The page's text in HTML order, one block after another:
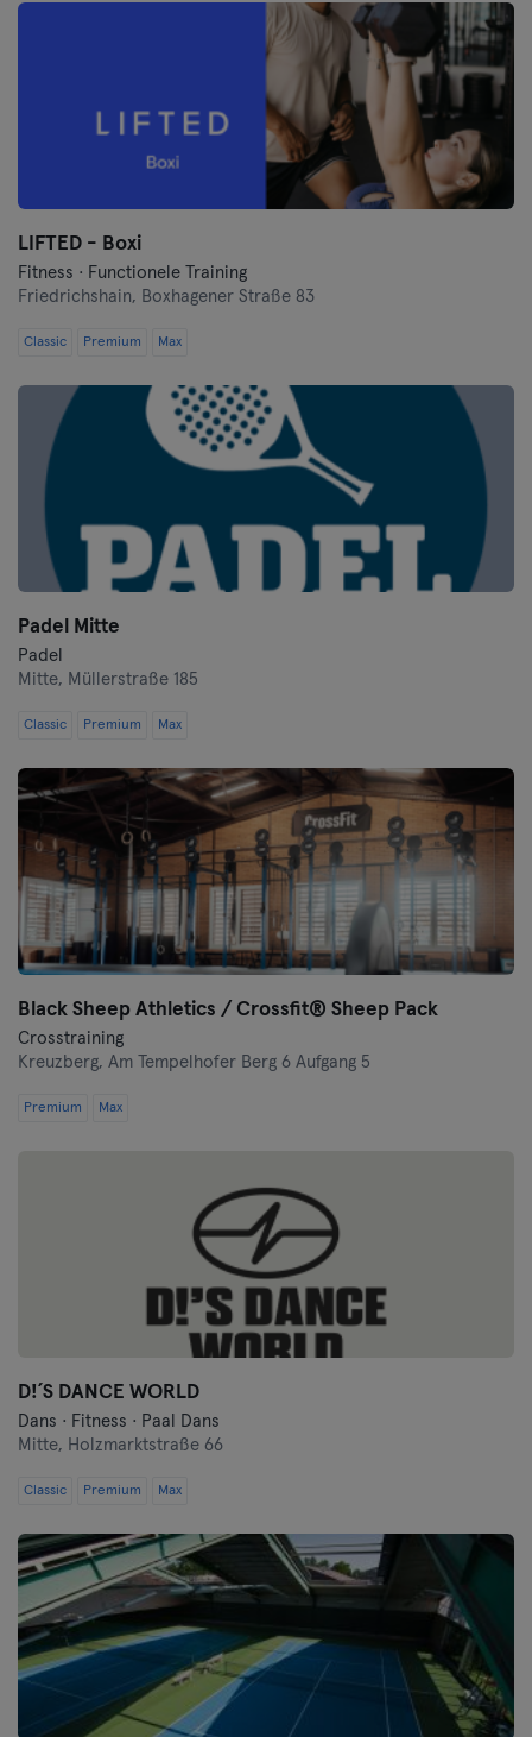
LIFTED - Boxi
Fitness · Functionele Training
Friedrichshain, Boxhagener Straße 83
Classic Premium Max
Padel Mitte
Padel
Mitte, Müllerstraße 185
Classic Premium Max
Black Sheep Athletics / Crossfit® Sheep Pack
Crosstraining
Kreuzberg, Am Tempelhofer Berg 6 Aufgang 5
Premium Max
D!´S DANCE WORLD
Dans · Fitness · Paal Dans
Mitte, Holzmarktstraße 66
Classic Premium Max